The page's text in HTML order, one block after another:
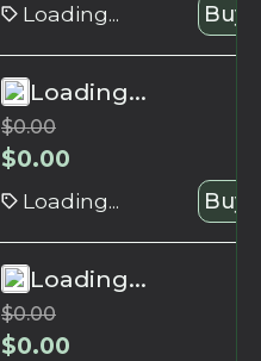
Loading... Buy
Loading...
$0.00
$0.00
Loading... Buy
Loading...
$0.00
$0.00